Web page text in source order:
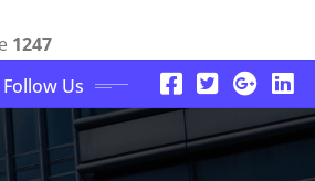
1247
Follow Us